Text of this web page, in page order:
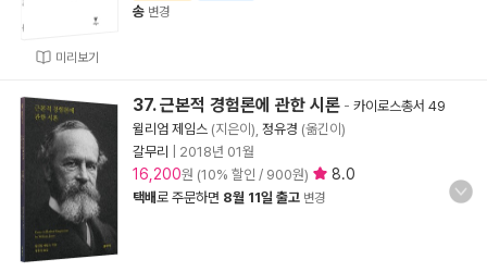
미리보기
송 변경
37. 근본적 경험론에 관한 시론 - 카이로스총서 49
윌리엄 제임스 (지은이), 정유경 (옮긴이)
갈무리
2018년 01월
16,200원 (10% 할인 / 900원) 8.0
택배로 주문하면 8월 11일 출고 변경